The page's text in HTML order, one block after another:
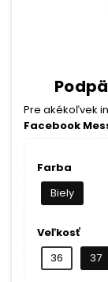
Pre akékoľvek
Facebook
Farba
Biely
Veľkosť
36
37